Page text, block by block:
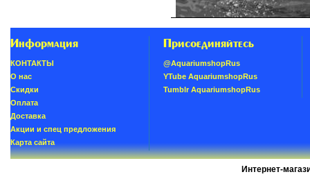
Информация
КОНТАКТЫ
О нас
Скидки
Oплатa
Доставка
Акции и спец предложения
Карта сайта
Присоединяйтесь
@AquariumshopRus
YTube AquariumshopRus
Tumblr AquariumshopRus
Интернет-